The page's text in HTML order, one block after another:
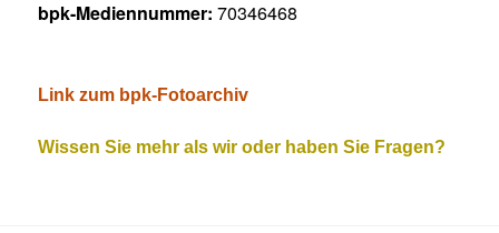
bpk-Mediennummer: 70346468
Link zum bpk-Fotoarchiv
Wissen Sie mehr als wir oder haben Sie Fragen?